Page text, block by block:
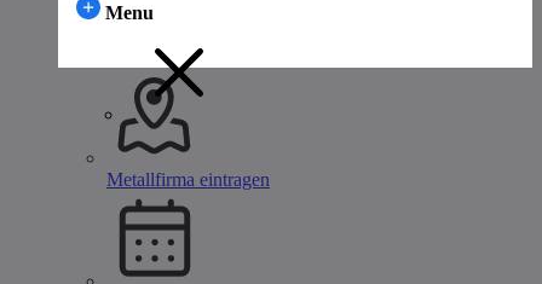
Menu
Metallfirma eintragen